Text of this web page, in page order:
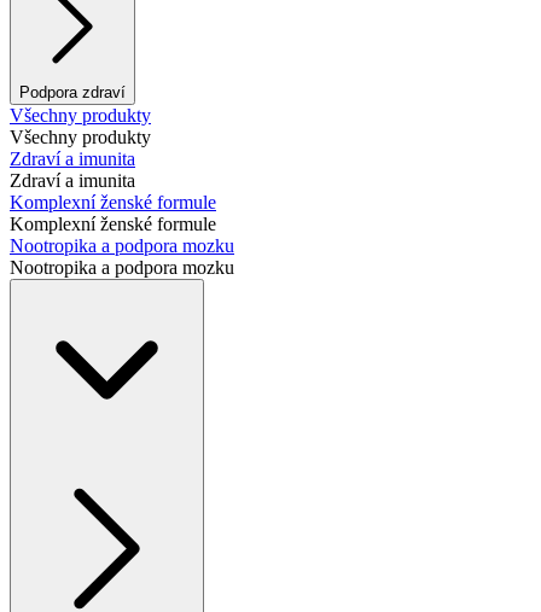
Podpora zdraví
Všechny produkty
Všechny produkty
Zdraví a imunita
Zdraví a imunita
Komplexní ženské formule
Komplexní ženské formule
Nootropika a podpora mozku
Nootropika a podpora mozku